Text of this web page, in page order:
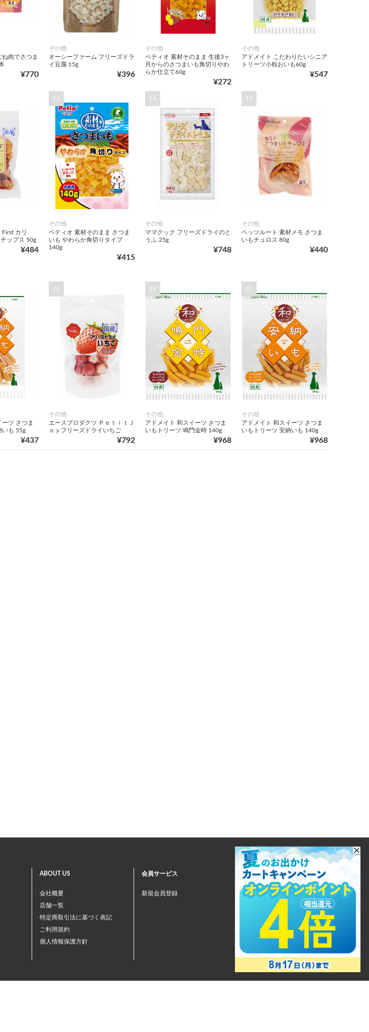
肉でさつま
¥770
その他
オーシーファーム フリーズドラ
イ豆腐 15g
¥396
その他
ペティオ 素材そのまま 生後3ヶ
月からのさつまいも角切りやわ
らか仕立て60g
¥272
その他
アドメイト こだわりたいシニア
トリーツ小粒おいも60g
¥547
カリ
ップス 50g
¥484
13
その他
ペティオ 素材そのまま さつま
いも やわらか角切りタイプ
140g
¥415
14
その他
ママクック フリーズドライのと
うふ 25g
¥748
15
その他
ペッツルート 素材メモ さつま
いもチュロス 80g
¥440
ツ さつま
いも 55g
¥437
18
その他
エースプロダクツ ＰｅｔｉｔＪ
ｏｙフリーズドライいちご
¥792
19
その他
アドメイト 和スイーツ さつま
いもトリーツ 鳴門金時 140g
¥968
20
その他
アドメイト 和スイーツ さつま
いもトリーツ 安納いも 140g
¥968
ABOUT US
会社概要
店舗一覧
特定商取引法に基づく表記
ご利用規約
個人情報保護方針
会員サービス
新規会員登録